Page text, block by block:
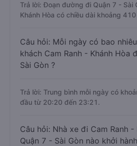
Trả lời: Đoạn đường đi Quận 7 - Sài
Khánh Hòa có chiều dài khoảng
Câu hỏi: Mỗi ngày có bao
khách Cam Ranh - Khánh Hòa
Sài Gòn ?
Trả lời: Trung bình mỗi ngày có
đầu từ 20:20 đến 23:21.
Câu hỏi: Nhà xe đi Cam Ranh -
Quận 7 - Sài Gòn nào khởi